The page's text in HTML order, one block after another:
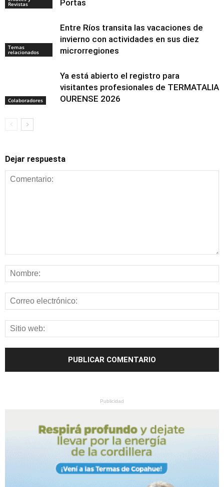
Revistas Portas
Temas
relacionados
Entre Ríos transita las vacaciones de
invierno con actividades en sus diez
microrregiones
Colaboradores
Ya está abierto el registro para
visitantes profesionales de TERMATALIA
OURENSE 2026
Dejar respuesta
Publicidad